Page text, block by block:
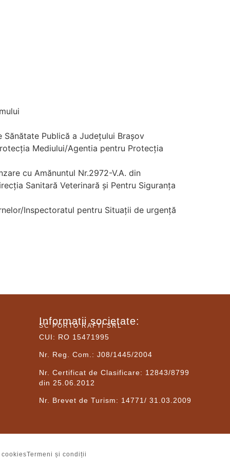
Publică a Județului Brașov
Mediului/Agentia pentru Protecția
cu Amănuntul Nr.2972-V.A. din
Sanitară Veterinară și Pentru Siguranța
Inspectoratul pentru Situații de urgență
Informatii societate:
SC PORTO RAFTI SRL
CUI: RO 15471995
Nr. Reg. Com.: J08/1445/2004
Nr. Certificat de Clasificare: 12843/8799
din 25.06.2012
Nr. Brevet de Turism: 14771/ 31.03.2009
Termeni și condiții